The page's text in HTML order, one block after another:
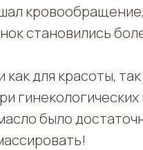
становились
для красоты,
было